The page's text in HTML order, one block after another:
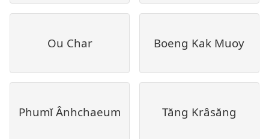
Ou Char Boeng Kak Muoy
Phumĭ Ânhchaeum Tăng Krâsăng